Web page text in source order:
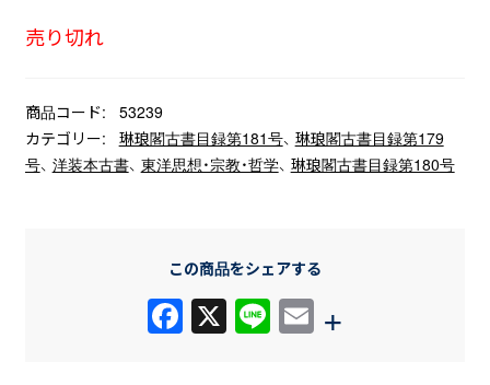
売り切れ
商品コード:
53239
カテゴリー:
琳琅閣古書目録第181号、 琳琅閣古書目録第179
号、 洋装本古書、 東洋思想・宗教・哲学、 琳琅閣古書目録第180号
この商品をシェアする
F X Li E
+